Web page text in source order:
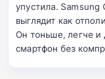
упустила. Samsung
выглядит как
Он тоньше, легче
смартфон без